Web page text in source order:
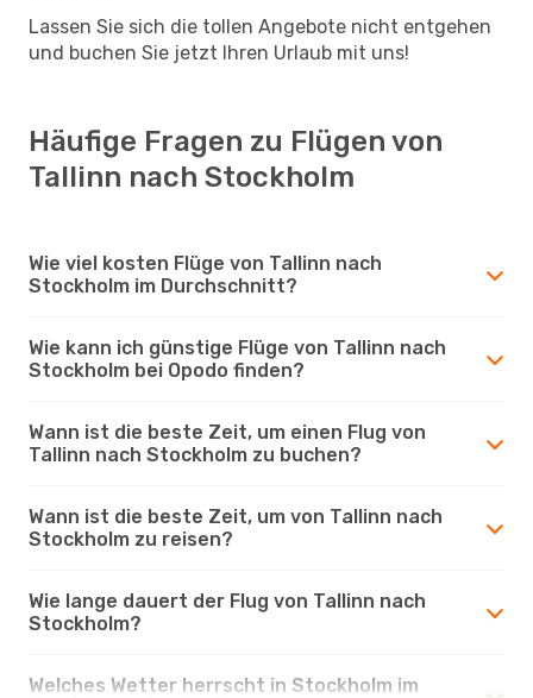
Lassen Sie sich die tollen Angebote nicht entgehen
und buchen Sie jetzt Ihren Urlaub mit uns!
Häufige Fragen zu Flügen von
Tallinn nach Stockholm
Wie viel kosten Flüge von Tallinn nach
Stockholm im Durchschnitt?
Wie kann ich günstige Flüge von Tallinn nach
Stockholm bei Opodo finden?
Wann ist die beste Zeit, um einen Flug von
Tallinn nach Stockholm zu buchen?
Wann ist die beste Zeit, um von Tallinn nach
Stockholm zu reisen?
Wie lange dauert der Flug von Tallinn nach
Stockholm?
Welches Wetter herrscht in Stockholm im